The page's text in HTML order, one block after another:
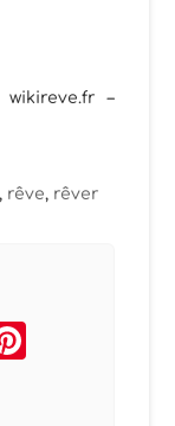
–
, rêve, rêver